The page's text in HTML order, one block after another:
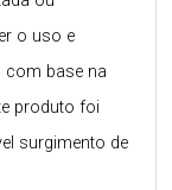
o uso e
com base na
produto foi
surgimento de